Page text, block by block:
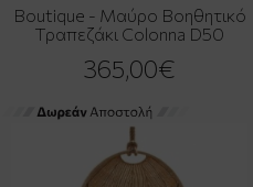
Boutique - Μαύρο Βοηθητικό
Τραπεζάκι Colonna D50
365,00€